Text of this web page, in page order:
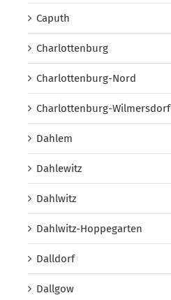
Caputh
Charlottenburg
Charlottenburg-Nord
Charlottenburg-Wilmersdorf
Dahlem
Dahlewitz
Dahlwitz
Dahlwitz-Hoppegarten
Dalldorf
Dallgow